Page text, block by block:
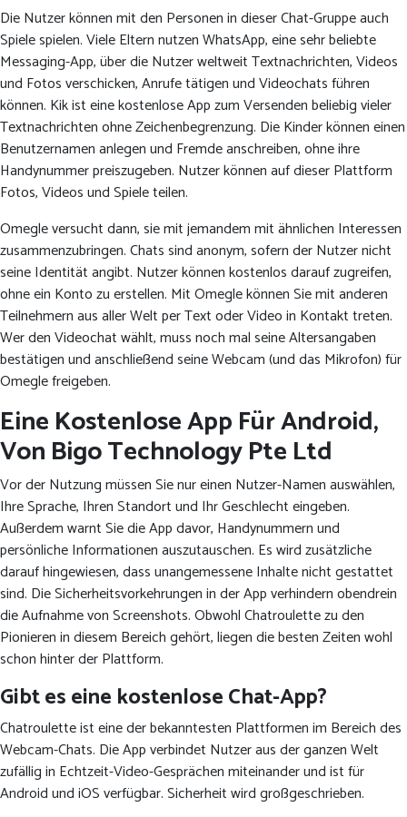
Die Nutzer können mit den Personen in dieser Chat-Gruppe auch
Spiele spielen. Viele Eltern nutzen WhatsApp, eine sehr beliebte
Messaging-App, über die Nutzer weltweit Textnachrichten, Videos
und Fotos verschicken, Anrufe tätigen und Videochats führen
können. Kik ist eine kostenlose App zum Versenden beliebig vieler
Textnachrichten ohne Zeichenbegrenzung. Die Kinder können einen
Benutzernamen anlegen und Fremde anschreiben, ohne ihre
Handynummer preiszugeben. Nutzer können auf dieser Plattform
Fotos, Videos und Spiele teilen.
Omegle versucht dann, sie mit jemandem mit ähnlichen Interessen
zusammenzubringen. Chats sind anonym, sofern der Nutzer nicht
seine Identität angibt. Nutzer können kostenlos darauf zugreifen,
ohne ein Konto zu erstellen. Mit Omegle können Sie mit anderen
Teilnehmern aus aller Welt per Text oder Video in Kontakt treten.
Wer den Videochat wählt, muss noch mal seine Altersangaben
bestätigen und anschließend seine Webcam (und das Mikrofon) für
Omegle freigeben.
Eine Kostenlose App Für Android,
Von Bigo Technology Pte Ltd
Vor der Nutzung müssen Sie nur einen Nutzer-Namen auswählen,
Ihre Sprache, Ihren Standort und Ihr Geschlecht eingeben.
Außerdem warnt Sie die App davor, Handynummern und
persönliche Informationen auszutauschen. Es wird zusätzliche
darauf hingewiesen, dass unangemessene Inhalte nicht gestattet
sind. Die Sicherheitsvorkehrungen in der App verhindern obendrein
die Aufnahme von Screenshots. Obwohl Chatroulette zu den
Pionieren in diesem Bereich gehört, liegen die besten Zeiten wohl
schon hinter der Plattform.
Gibt es eine kostenlose Chat-App?
Chatroulette ist eine der bekanntesten Plattformen im Bereich des
Webcam-Chats. Die App verbindet Nutzer aus der ganzen Welt
zufällig in Echtzeit-Video-Gesprächen miteinander und ist für
Android und iOS verfügbar. Sicherheit wird großgeschrieben.